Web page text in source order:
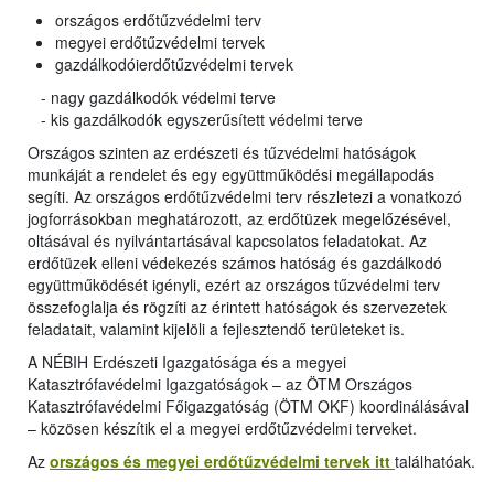
országos erdőtűzvédelmi terv
megyei erdőtűzvédelmi tervek
gazdálkodóierdőtűzvédelmi tervek
- nagy gazdálkodók védelmi terve
- kis gazdálkodók egyszerűsített védelmi terve
Országos szinten az erdészeti és tűzvédelmi hatóságok
munkáját a rendelet és egy együttműködési megállapodás
segíti. Az országos erdőtűzvédelmi terv részletezi a vonatkozó
jogforrásokban meghatározott, az erdőtüzek megelőzésével,
oltásával és nyilvántartásával kapcsolatos feladatokat. Az
erdőtüzek elleni védekezés számos hatóság és gazdálkodó
együttműködését igényli, ezért az országos tűzvédelmi terv
összefoglalja és rögzíti az érintett hatóságok és szervezetek
feladatait, valamint kijelöli a fejlesztendő területeket is.
A NÉBIH Erdészeti Igazgatósága és a megyei
Katasztrófavédelmi Igazgatóságok – az ÖTM Országos
Katasztrófavédelmi Főigazgatóság (ÖTM OKF) koordinálásával
– közösen készítik el a megyei erdőtűzvédelmi terveket.
Az országos és megyei erdőtűzvédelmi tervek itt találhatóak.